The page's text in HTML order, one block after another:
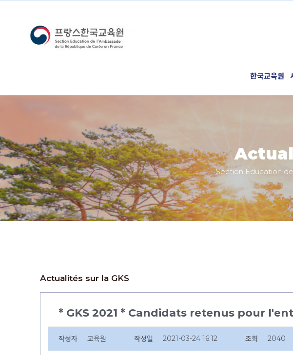
한국교육원
Section Éducation
Actualités sur la GKS
* GKS 2021 * Candidats retenus pour
작성자 교육원 작성일 2021-03-24 16:12 조회 2040